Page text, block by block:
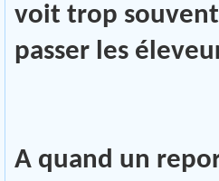
voit trop souvent
passer les
A quand un